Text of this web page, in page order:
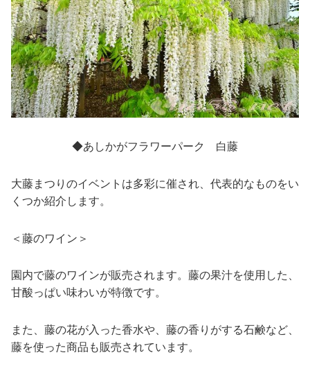
◆あしかがフラワーパーク 白藤
大藤まつりのイベントは多彩に催され、代表的なものをい
くつか紹介します。
＜藤のワイン＞
園内で藤のワインが販売されます。藤の果汁を使用した、
甘酸っぱい味わいが特徴です。
また、藤の花が入った香水や、藤の香りがする石鹸など、
藤を使った商品も販売されています。